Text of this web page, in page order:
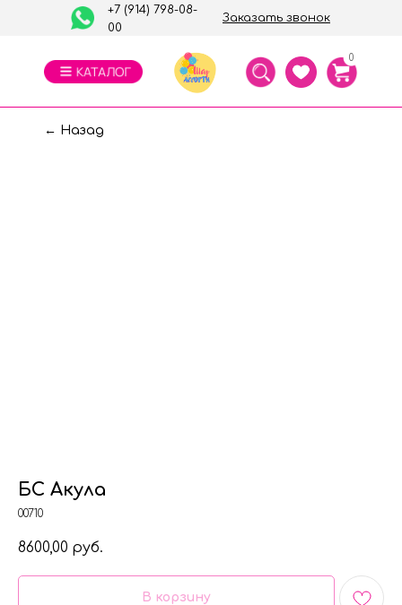
Заказать звонок
+7 (914) 798-08-
00
0
← Назад
БС Акула
00710
8600,00 руб.
В корзину